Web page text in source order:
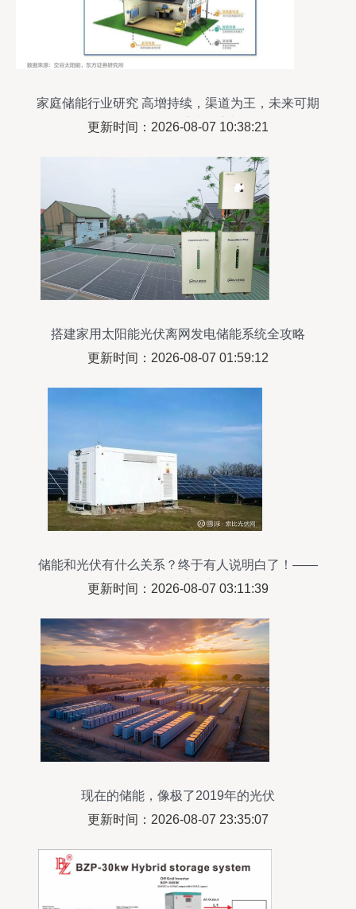
家庭储能行业研究 高增持续，渠道为王，未来可期
——光伏储能系统深度剖析
更新时间：2026-08-07 10:38:21
搭建家用太阳能光伏离网发电储能系统全攻略
更新时间：2026-08-07 01:59:12
储能和光伏有什么关系？终于有人说明白了！——
光伏储能系统详解
更新时间：2026-08-07 03:11:39
现在的储能，像极了2019年的光伏
更新时间：2026-08-07 23:35:07